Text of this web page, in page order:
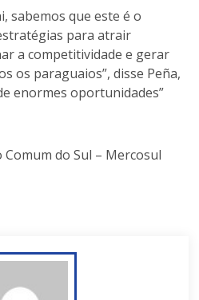
sabemos que este é o
para atrair
a competitividade e gerar
os paraguaios”, disse Peña,
enormes oportunidades”
do Sul – Mercosul